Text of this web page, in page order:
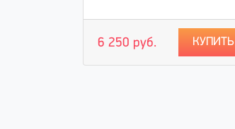
6 250 руб. КУПИТЬ